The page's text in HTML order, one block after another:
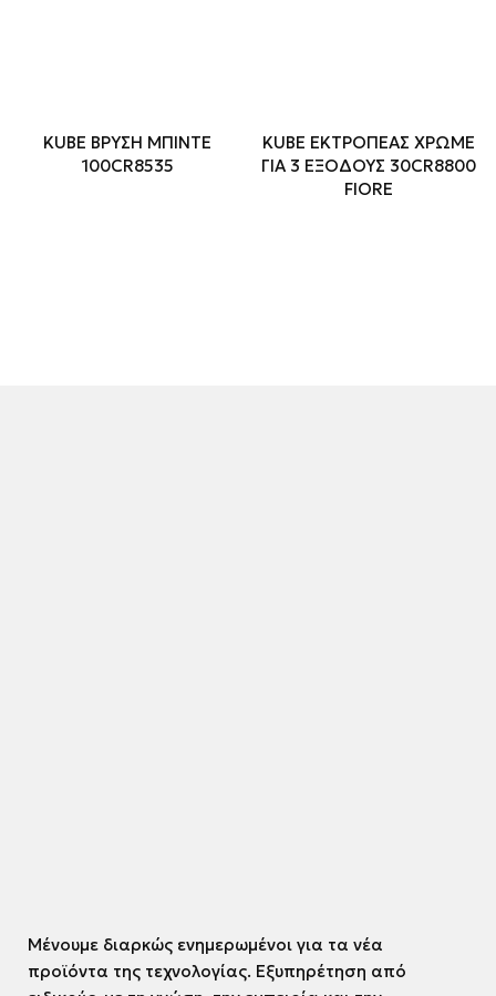
KUBE ΒΡΥΣΗ ΜΠΙΝΤΕ
100CR8535
KUBE ΕΚΤΡΟΠΕΑΣ ΧΡΩΜΕ
ΓΙΑ 3 ΕΞΟΔΟΥΣ 30CR8800
FIORE
Μένουμε διαρκώς ενημερωμένοι για τα νέα
προϊόντα της τεχνολογίας. Εξυπηρέτηση από